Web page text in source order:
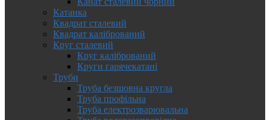
Катанка
Квадрат сталевий
Квадрат калібрований
Круг сталевий
Круг калібрований
Круги гарячекатані
Труби
Труба безшовна кругла
Труба профільна
Труба електрозварювальна